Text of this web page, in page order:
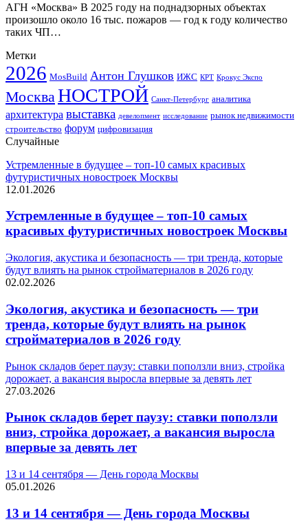
АГН «Москва» В 2025 году на поднадзорных объектах
произошло около 16 тыс. пожаров — год к году количество
таких ЧП…
Метки
2026 MosBuild Антон Глушков ИЖС КРТ Крокус Экспо
Москва НОСТРОЙ Санкт-Петербург аналитика
архитектура выставка девелопмент исследование рынок недвижимости
строительство форум цифровизация
Случайные
Устремленные в будущее – топ-10 самых красивых
футуристичных новостроек Москвы
12.01.2026
Устремленные в будущее – топ-10 самых
красивых футуристичных новостроек Москвы
Экология, акустика и безопасность — три тренда, которые
будут влиять на рынок стройматериалов в 2026 году
02.02.2026
Экология, акустика и безопасность — три
тренда, которые будут влиять на рынок
стройматериалов в 2026 году
Рынок складов берет паузу: ставки поползли вниз, стройка
дорожает, а вакансия выросла впервые за девять лет
27.03.2026
Рынок складов берет паузу: ставки поползли
вниз, стройка дорожает, а вакансия выросла
впервые за девять лет
13 и 14 сентября — День города Москвы
05.01.2026
13 и 14 сентября — День города Москвы